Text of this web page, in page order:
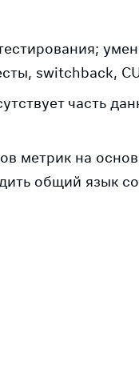
switchback,
часть
метрик на
общий язык